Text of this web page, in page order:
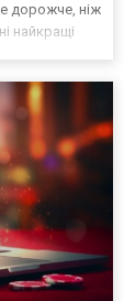
дорожче, ніж
найкращі